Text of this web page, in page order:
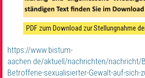
PDF zum Download zur Stellungnahme
https://www.bistum-
aachen.de/aktuell/nachrichten/nachricht/
Betroffene-sexualisierter-Gewalt-auf-sich-